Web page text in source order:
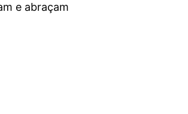
e abraçam